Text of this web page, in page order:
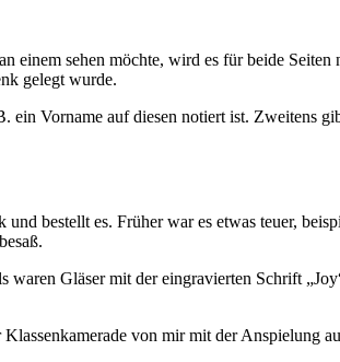
einem sehen möchte, wird es für beide Seiten
gelegt wurde.
ein Vorname auf diesen notiert ist. Zweitens
bestellt es. Früher war es etwas teuer,
Gläser mit der eingravierten Schrift
von mir mit der Anspielung